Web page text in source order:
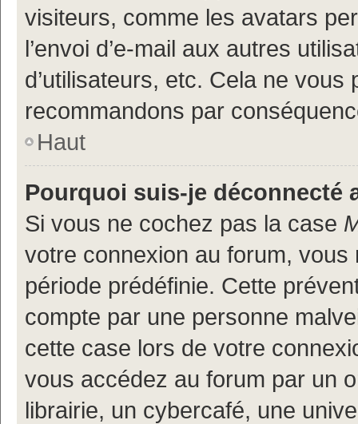
visiteurs, comme les avatars
l’envoi d’e-mail aux autres
d’utilisateurs, etc. Cela ne
recommandons par
Haut
Pourquoi suis-je déconnecté
Si vous ne cochez pas la case
votre connexion au forum,
période prédéfinie. Cette
compte par une personne
cette case lors de votre
vous accédez au forum par un
librairie, un cybercafé, une